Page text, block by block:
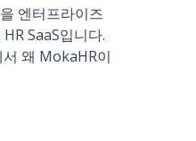
엔터프라이즈
SaaS입니다.
서 왜 MokaHR이